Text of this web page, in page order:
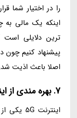
را در اختیار شما
اینکه یک مالی
ترین دلایلی
پیشنهاد کنیم
اصلا باعث اذیت
7. بهره مندی از اینترنت 5G